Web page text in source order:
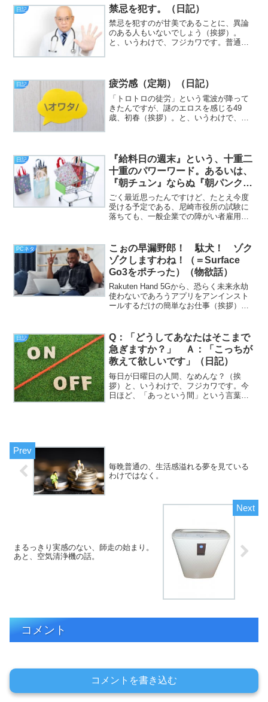
遠い）関空から同じく不便な場所にある
（＝都心まで...
日記 禁忌を犯す。（日記）
禁忌を犯すのが甘美であることに、異論
のある人もいないでしょう（挨拶）。
と、いうわけで、フジカワです。普通な
す！」とかいった話です。ﾚﾃﾞ...
日記 疲労感（定期）（日記）
「トロトロの徒労」という電波が降って
きたんですが、謎のエロスを感じる49
歳、初春（挨拶）。と、いうわけで、フ
う火曜日、皆様いかがお過...
日記
『給料日の週末』という、十重二
十重のパワーワード。あるいは、
『朝チュン』ならぬ『朝パンクロ
ック』の話など。（日記）
ごく最近思ったんですけど、たとえ今度
受ける予定である、尼崎市役所の試験に
落ちても、一般企業での障がい者雇用枠
別に今の就労継続支援施設に不満は（目
立っては）ないのですが、そ...
PCネタ
こぉの早漏野郎！ 駄犬！ ゾク
ゾクしますわね！（＝Surface
Go3をポチった）（物欲話）
Rakuten Hand 5Gから、恐らく未来永劫
使わないであろうアプリをアンインスト
ールするだけの簡単なお仕事（挨拶）。
無しになると思う水曜日、皆様いかがお
過ごしで...
日記
Q：「どうしてあなたはそこまで
急ぎますか？」 Ａ：「こっちが
教えて欲しいです」（日記）
毎日が日曜日の人間、なめんな？（挨
拶）と、いうわけで、フジカワです。今
日ほど、「あっという間」という言葉が
毎晩普通の、生活感溢れる夢を見ている
わけではなく。
まるっきり実感のない、師走の始まり。
あと、空気清浄機の話。
コメント
コメントを書き込む